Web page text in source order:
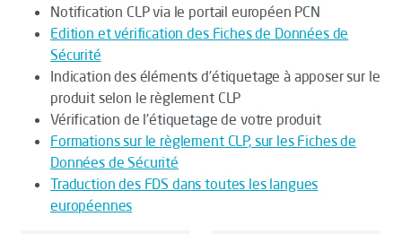
Notification CLP via le portail européen PCN
Edition et vérification des Fiches de Données de
Sécurité
Indication des éléments d’étiquetage à apposer sur le
produit selon le règlement CLP
Vérification de l’étiquetage de votre produit
Formations sur le règlement CLP, sur les Fiches de
Données de Sécurité
Traduction des FDS dans toutes les langues
européennes